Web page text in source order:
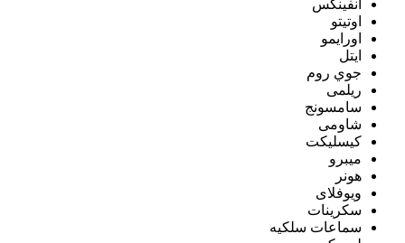
انفينكس
اوتيتو
اورايمو
ايتل
جوي روم
ريلمى
سامسونج
شاومى
كيسليكت
ميبرو
هونر
ويوفلاى
سكرينات
سماعات سلكيه